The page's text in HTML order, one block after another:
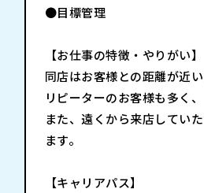
●目標管理
【お仕事の特徴・やりがい】
同店はお客様との距離が近い
リピーターのお客様も多く
また、遠くから来店してい
ます。
【キャリアパス】